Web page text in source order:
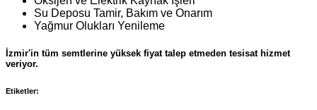
Su Deposu Tamir, Bakım ve Onarım
Yağmur Olukları Yenileme
İzmir'in tüm semtlerine yüksek fiyat talep etmeden tesisat hizmet
veriyor.
Etiketler: